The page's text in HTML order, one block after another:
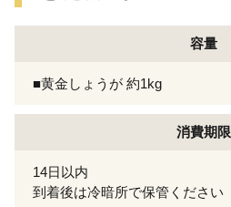
容量
■黄金しょうが 約1kg
消費期限
14日以内
到着後は冷暗所で保管ください